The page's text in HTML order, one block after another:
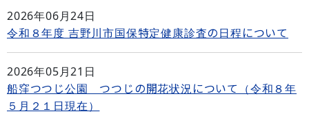
2026年06月24日
令和８年度 吉野川市国保特定健康診査の日程について
2026年05月21日
船窪つつじ公園 つつじの開花状況について（令和８年
５月２１日現在）